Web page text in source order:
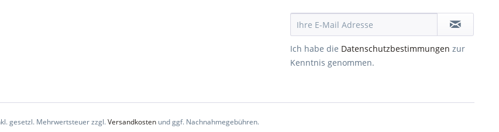
Ich habe die Datenschutzbestimmungen zur
Kenntnis genommen.
gesetzl. Mehrwertsteuer zzgl.Versandkosten und ggf. Nachnahmegebühren.